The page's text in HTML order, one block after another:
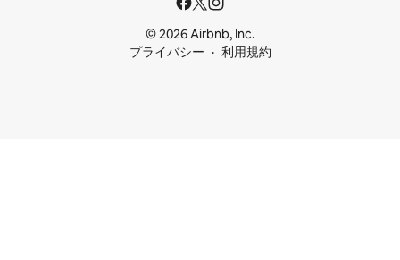
© 2026 Airbnb, Inc.
プライバシー
利用規約